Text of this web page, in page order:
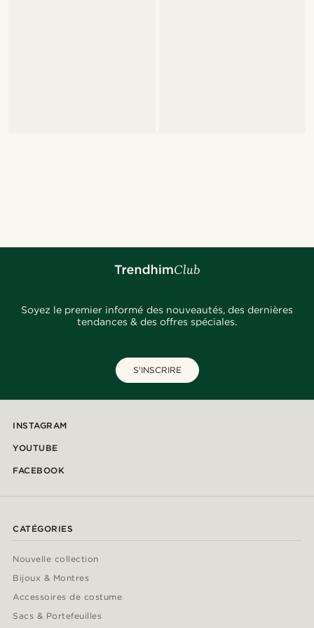
Soyez le premier informé des nouveautés, des dernières
tendances & des offres spéciales.
S'INSCRIRE
INSTAGRAM
YOUTUBE
FACEBOOK
CATÉGORIES
Nouvelle collection
Bijoux & Montres
Accessoires de costume
Sacs & Portefeuilles